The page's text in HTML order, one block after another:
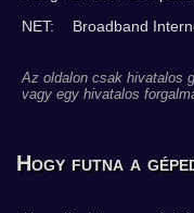
NET:
Broadband
Az oldalon csak hivatalos
vagy egy hivatalos
Hogy futna a